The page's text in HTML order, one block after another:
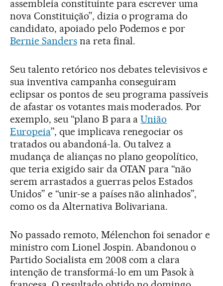
assembleia constituinte para escrever uma
nova Constituição”, dizia o programa do
candidato, apoiado pelo Podemos e por
Bernie Sandersna reta final.
Seu talento retórico nos debates televisivos e
sua inventiva campanha conseguiram
eclipsar os pontos de seu programa passíveis
de afastar os votantes mais moderados. Por
exemplo, seu “plano B para aUnião
Europeia”, que implicava renegociar os
tratados ou abandoná-la. Ou talvez a
mudança de alianças no plano geopolítico,
que teria exigido sair da OTAN para “não
serem arrastados a guerras pelos Estados
Unidos” e “unir-se a países não alinhados”,
como os da Alternativa Bolivariana.
No passado remoto, Mélenchon foi senador e
ministro com Lionel Jospin. Abandonou o
Partido Socialista em 2008 com a clara
intenção de transformá-lo em um Pasok à